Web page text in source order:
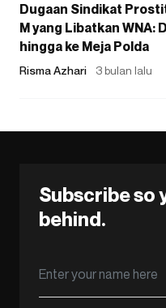
Dugaan Sindikat
M yang Libatkan WNA:
hingga ke Meja Polda
Risma Azhari 3 bulan lalu
Subscribe so
behind.